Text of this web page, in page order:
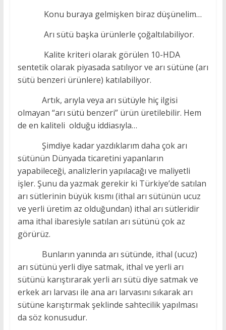
Konu buraya gelmişken biraz düşünelim…
Arı sütü başka ürünlerle çoğaltılabiliyor.
Kalite kriteri olarak görülen 10-HDA
sentetik olarak piyasada satılıyor ve arı sütüne (arı
sütü benzeri ürünlere) katılabiliyor.
Artık, arıyla veya arı sütüyle hiç ilgisi
olmayan “arı sütü benzeri” ürün üretilebilir. Hem
de en kaliteli olduğu iddiasıyla…
Şimdiye kadar yazdıklarım daha çok arı
sütünün Dünyada ticaretini yapanların
yapabileceği, analizlerin yapılacağı ve maliyetli
işler. Şunu da yazmak gerekir ki Türkiye’de satılan
arı sütlerinin büyük kısmı (ithal arı sütünün ucuz
ve yerli üretim az olduğundan) ithal arı sütleridir
ama ithal ibaresiyle satılan arı sütünü çok az
görürüz.
Bunların yanında arı sütünde, ithal (ucuz)
arı sütünü yerli diye satmak, ithal ve yerli arı
sütünü karıştırarak yerli arı sütü diye satmak ve
erkek arı larvası ile ana arı larvasını sıkarak arı
sütüne karıştırmak şeklinde sahtecilik yapılması
da söz konusudur.